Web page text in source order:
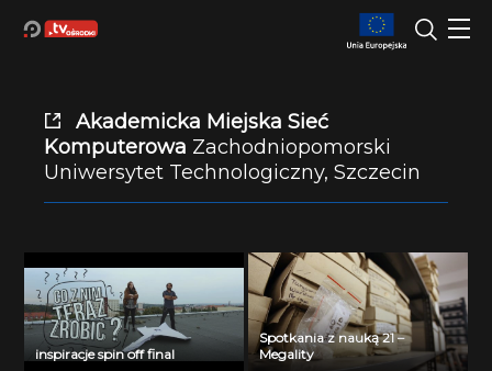
Akademicka Miejska Sieć
Komputerowa Zachodniopomorski
Uniwersytet Technologiczny, Szczecin
inspiracje spin off final
Spotkania z nauką 21 –
Megality